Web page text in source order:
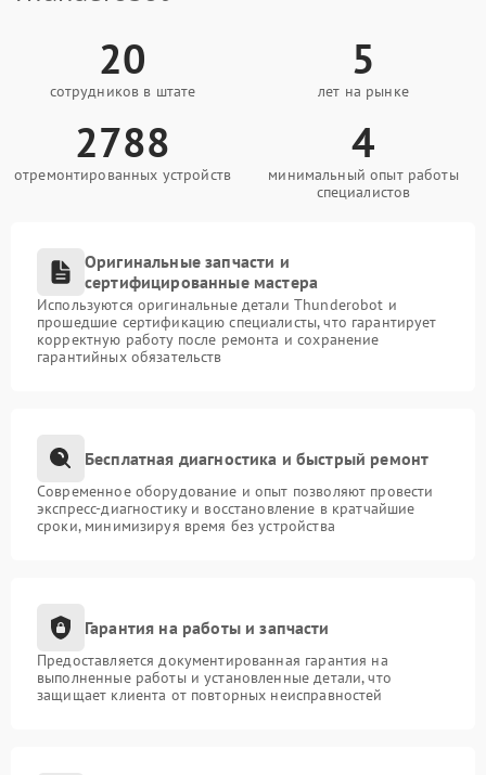
20
сотрудников в штате
5
лет на рынке
2788
отремонтированных устройств
4
минимальный опыт работы
специалистов
Оригинальные запчасти и
сертифицированные мастера
Используются оригинальные детали Thunderobot и
прошедшие сертификацию специалисты, что гарантирует
корректную работу после ремонта и сохранение
гарантийных обязательств
Бесплатная диагностика и быстрый ремонт
Современное оборудование и опыт позволяют провести
экспресс-диагностику и восстановление в кратчайшие
сроки, минимизируя время без устройства
Гарантия на работы и запчасти
Предоставляется документированная гарантия на
выполненные работы и установленные детали, что
защищает клиента от повторных неисправностей